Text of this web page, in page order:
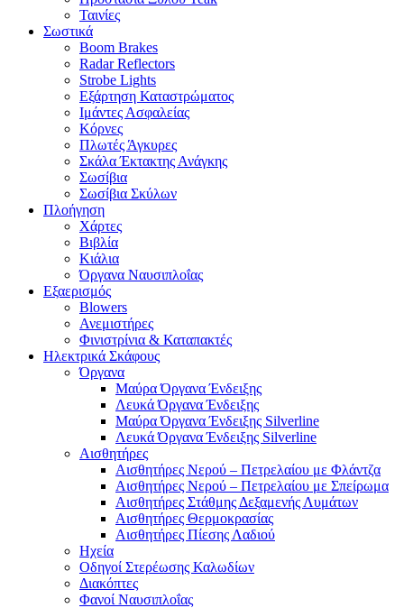
Ταινίες
Σωστικά
Boom Brakes
Radar Reflectors
Strobe Lights
Εξάρτηση Καταστρώματος
Ιμάντες Ασφαλείας
Κόρνες
Πλωτές Άγκυρες
Σκάλα Έκτακτης Ανάγκης
Σωσίβια
Σωσίβια Σκύλων
Πλοήγηση
Χάρτες
Βιβλία
Κιάλια
Όργανα Ναυσιπλοΐας
Εξαερισμός
Blowers
Ανεμιστήρες
Φινιστρίνια & Καταπακτές
Ηλεκτρικά Σκάφους
Όργανα
Μαύρα Όργανα Ένδειξης
Λευκά Όργανα Ένδειξης
Μαύρα Όργανα Ένδειξης Silverline
Λευκά Όργανα Ένδειξης Silverline
Αισθητήρες
Αισθητήρες Νερού – Πετρελαίου με Φλάντζα
Αισθητήρες Νερού – Πετρελαίου με Σπείρωμα
Αισθητήρες Στάθμης Δεξαμενής Λυμάτων
Αισθητήρες Θερμοκρασίας
Αισθητήρες Πίεσης Λαδιού
Ηχεία
Οδηγοί Στερέωσης Καλωδίων
Διακόπτες
Φανοί Ναυσιπλοΐας